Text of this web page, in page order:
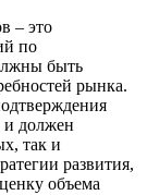
– это
по
быть
рынка.
должен
так и
развития,
объема